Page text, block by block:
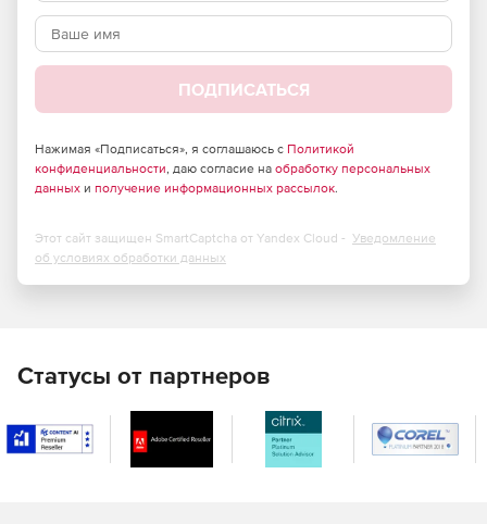
Удаленное управление системами под управлением
Windows, Mac OS X и Linux.
Удаленное управление через Интернет
компьютерами с Windows за пределами
Чат, снимки экрана, передача файлов и общий доступ
к экрану с конечным пользователем в ходе сеансов
Автоматическая установка и настройка удаленных
Мгновенная очистка Active Directory (от устаревших
объектов).
Восстановление недавно удаленных объектов Active
ПОДПИСАТЬСЯ
Нажимая «Подписаться», я соглашаюсь с Политикой
конфиденциальности, даю согласие на обработку персональных
данных и получение информационных рассылок.
Этот сайт защищен SmartCaptcha от Yandex Cloud - Уведомление
об условиях обработки данных
Статусы от партнеров